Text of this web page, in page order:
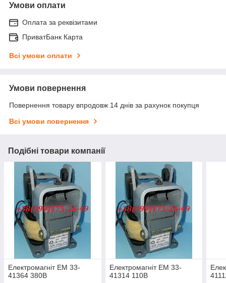
Умови оплати
Оплата за реквізитами
ПриватБанк Карта
Всі умови оплати
Умови повернення
Повернення товару впродовж 14 днів за рахунок покупця
Всі умови повернення
Подібні товари компанії
Електромагніт ЕМ 33-
41364 380В
Електромагніт ЕМ 33-
41314 110В